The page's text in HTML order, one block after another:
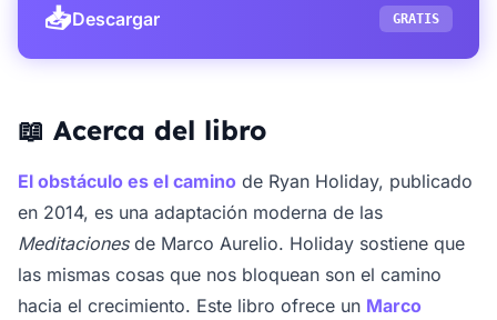
📥Descargar GRATIS
📖 Acerca del libro
El obstáculo es el camino de Ryan Holiday, publicado
en 2014, es una adaptación moderna de las
Meditacionesde Marco Aurelio. Holiday sostiene que
las mismas cosas que nos bloquean son el camino
hacia el crecimiento. Este libro ofrece un Marco